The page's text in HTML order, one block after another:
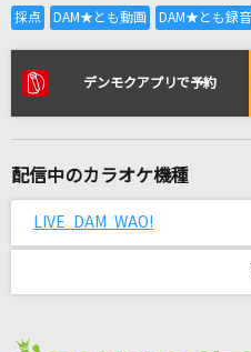
全国
リアルタイムで歌
Rusty Nail(ビデオクリッ
イエス
デンモクアプリで予約
配信中のカラオケ機種
LIVE DAM WAO!